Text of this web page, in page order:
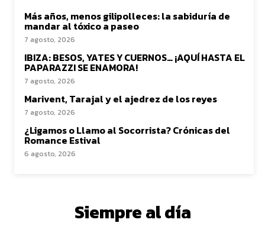
Más años, menos gilipolleces: la sabiduría de
mandar al tóxico a paseo
7 agosto, 2026
IBIZA: BESOS, YATES Y CUERNOS… ¡AQUÍ HASTA EL
PAPARAZZI SE ENAMORA!
7 agosto, 2026
Marivent, Tarajal y el ajedrez de los reyes
7 agosto, 2026
¿Ligamos o Llamo al Socorrista? Crónicas del
Romance Estival
6 agosto, 2026
Siempre al día